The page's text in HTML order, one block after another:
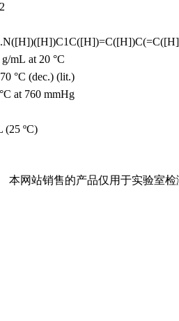
mL at 20 °C
°C (dec.) (lit.)
at 760 mmHg
(25 ºC)
本网站销售的产品仅用于实验室